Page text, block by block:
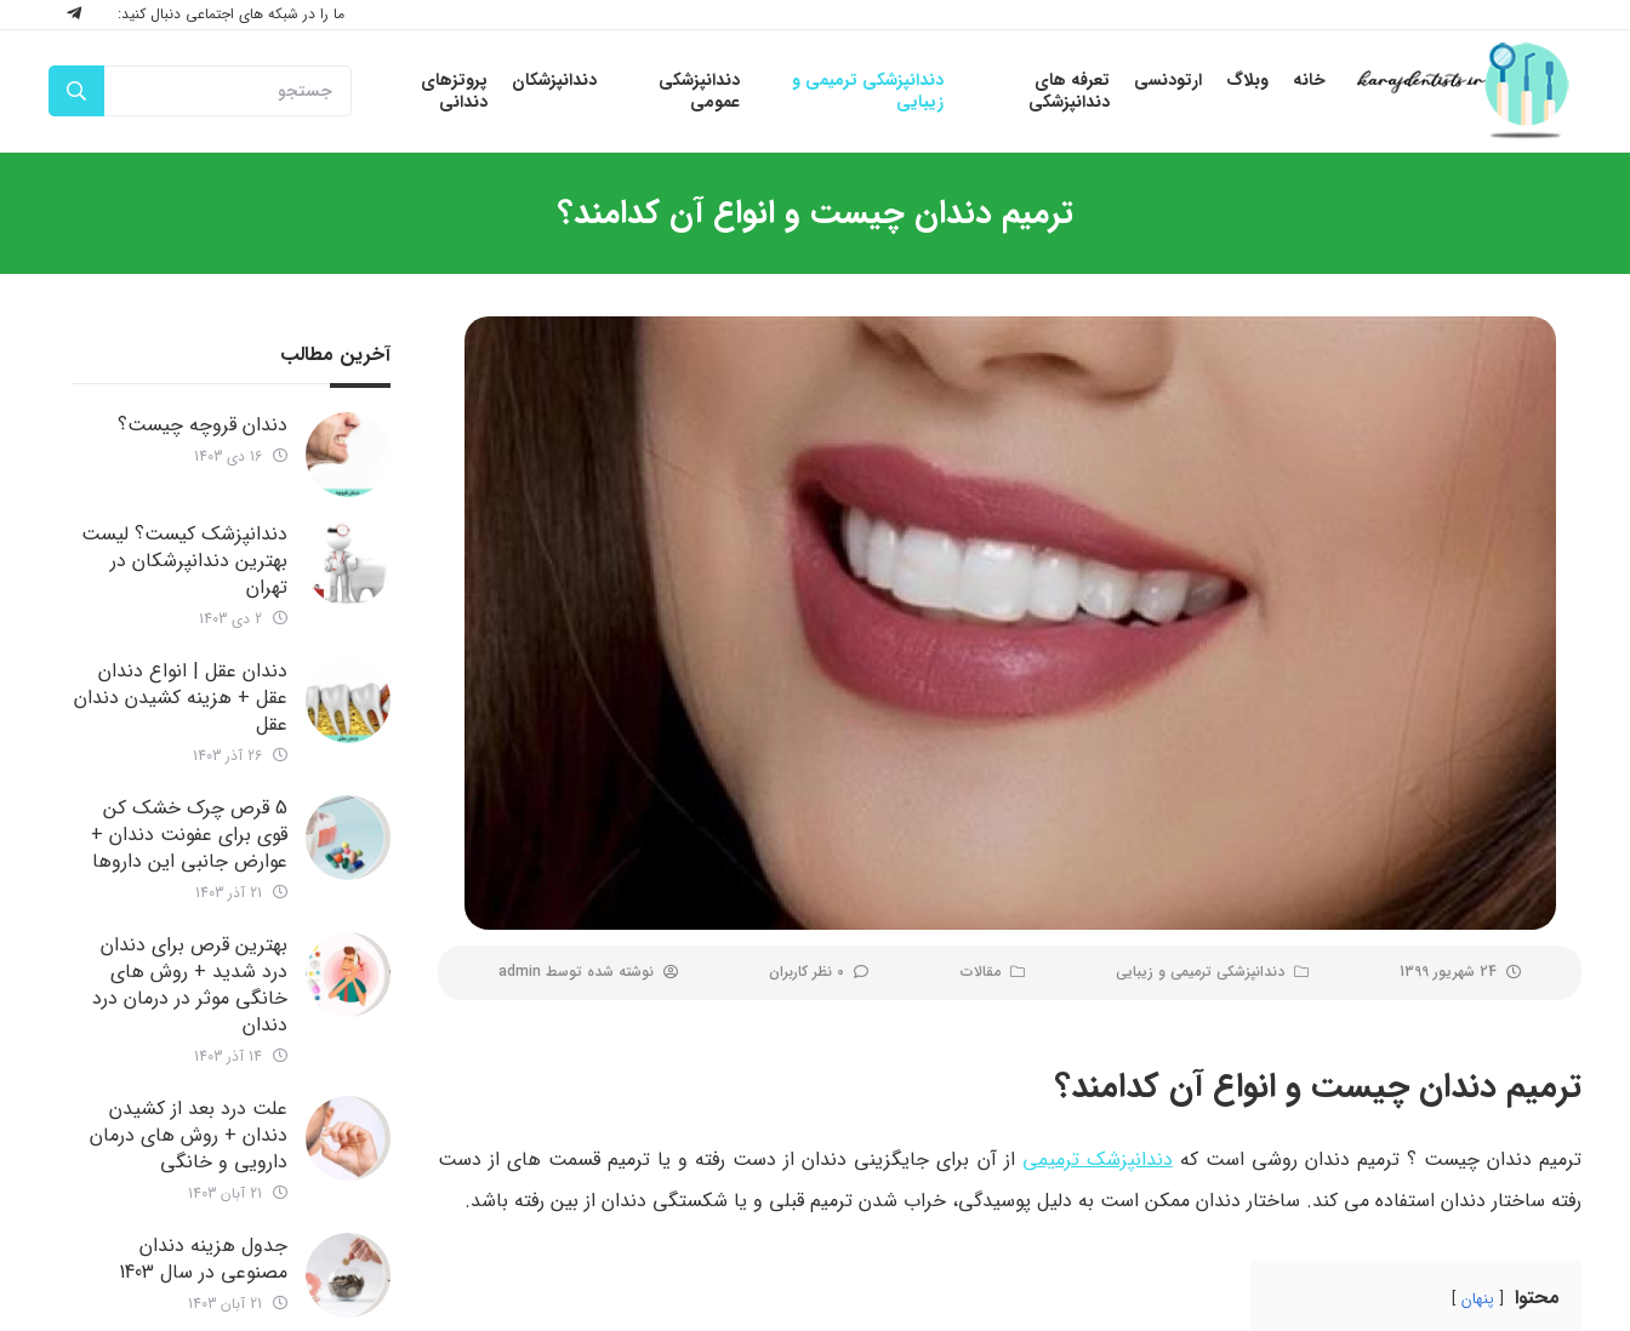
ما را در شبکه های اجتماعی دنبال کنید:
خانه وبلاگ ارتودنسی
تعرفه های
دندانپزشکی
دندانپزشکی ترمیمی و
زیبایی
دندانپزشکی
عمومی
دندانپزشکان
پروتزهای
دندانی
ترمیم دندان چیست و انواع آن کدامند؟
24 شهریور 1399 دندانپزشکی ترمیمی و زیبایی مقالات 0 نظر کاربران نوشته شده توسط admin
ترمیم دندان چیست و انواع آن کدامند؟
ترمیم دندان چیست ؟ ترمیم دندان روشی است کهدندانپزشک ترمیمی از آن برای جایگزینی دندان از دست رفته و یا ترمیم قسمت های از دست
رفته ساختار دندان استفاده می کند. ساختار دندان ممکن است به دلیل پوسیدگی، خراب شدن ترمیم قبلی و یا شکستگی دندان از بین رفته باشد.
محتوا پنهان
آخرین مطالب
دندان قروچه چیست؟
دندانپزشک کیست؟ لیست
بهترین دندانپرشکان در
تهران
دندان عقل | انواع دندان
عقل + هزینه کشیدن دندان
عقل
5 قرص چرک خشک کن
قوی برای عفونت دندان +
عوارض جانبی این داروها
بهترین قرص برای دندان
درد شدید + روش های
خانگی موثر در درمان درد
دندان
علت درد بعد از کشیدن
دندان + روش های درمان
دارویی و خانگی
جدول هزینه دندان
مصنوعی در سال 1403